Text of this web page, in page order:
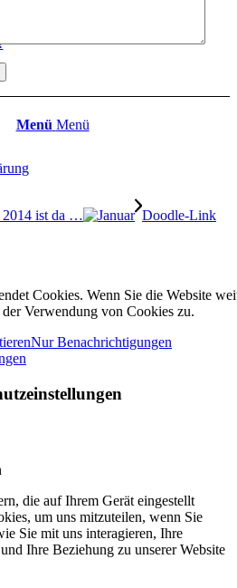
Menü Menü
2014 ist da …
Doodle-Link
Cookies. Wenn Sie die Website
Verwendung von Cookies zu.
Nur Benachrichtigungen
die auf Ihrem Gerät eingestellt
um uns mitzuteilen, wenn Sie
Sie mit uns interagieren, Ihre
Ihre Beziehung zu unserer Website